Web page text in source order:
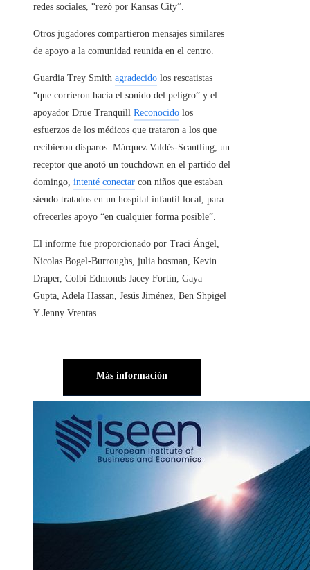
redes sociales, “rezó por Kansas City”.
Otros jugadores compartieron mensajes similares
de apoyo a la comunidad reunida en el centro.
Guardia Trey Smith agradecido los rescatistas
“que corrieron hacia el sonido del peligro” y el
apoyador Drue Tranquill Reconocido los
esfuerzos de los médicos que trataron a los que
recibieron disparos. Márquez Valdés-Scantling, un
receptor que anotó un touchdown en el partido del
domingo, intenté conectar con niños que estaban
siendo tratados en un hospital infantil local, para
ofrecerles apoyo “en cualquier forma posible”.
El informe fue proporcionado por Traci Ángel,
Nicolas Bogel-Burroughs, julia bosman, Kevin
Draper, Colbi Edmonds Jacey Fortín, Gaya
Gupta, Adela Hassan, Jesús Jiménez, Ben Shpigel
Y Jenny Vrentas.
Más información